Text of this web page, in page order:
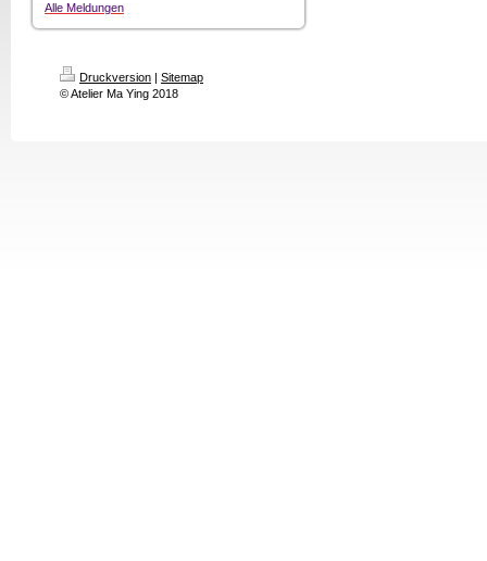
Alle Meldungen
Druckversion | Sitemap
© Atelier Ma Ying 2018